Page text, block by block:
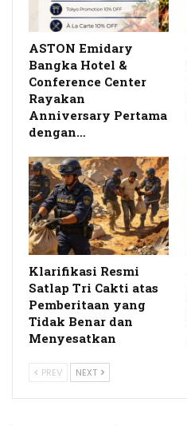
ASTON Emidary
Bangka Hotel &
Conference Center
Rayakan
Anniversary Pertama
dengan…
Klarifikasi Resmi
Satlap Tri Cakti atas
Pemberitaan yang
Tidak Benar dan
Menyesatkan
PREV NEXT